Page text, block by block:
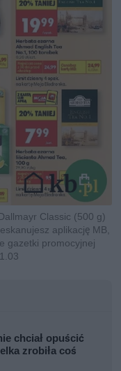
Classic (500 g)
aplikację MB,
gazetki promocyjnej
chciał opuścić
zrobiła coś